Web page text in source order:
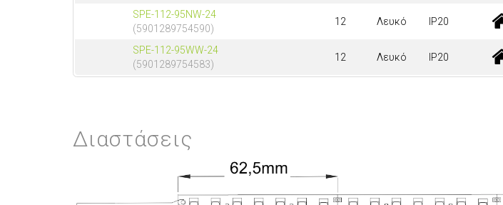
SPE-112-95NW-24
(5901289754590)
12 Λευκό IP20
SPE-112-95WW-24
(5901289754583)
12 Λευκό IP20
Διαστάσεις